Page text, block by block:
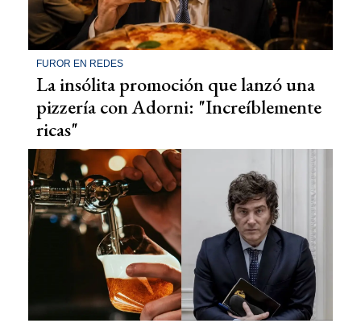
FUROR EN REDES
La insólita promoción que lanzó una
pizzería con Adorni: "Increíblemente
ricas"